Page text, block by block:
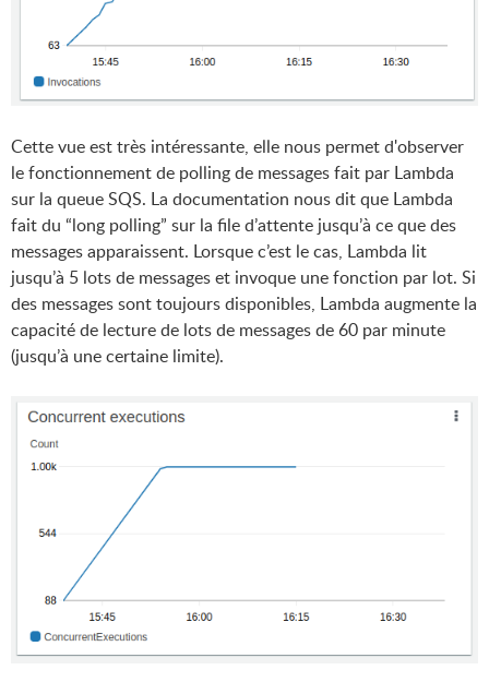
Cette vue est très intéressante, elle nous permet d'observer
le fonctionnement de polling de messages fait par Lambda
sur la queue SQS. La documentation nous dit que Lambda
fait du “long polling” sur la file d’attente jusqu’à ce que des
messages apparaissent. Lorsque c’est le cas, Lambda lit
jusqu’à 5 lots de messages et invoque une fonction par lot. Si
des messages sont toujours disponibles, Lambda augmente la
capacité de lecture de lots de messages de 60 par minute
(jusqu’à une certaine limite).